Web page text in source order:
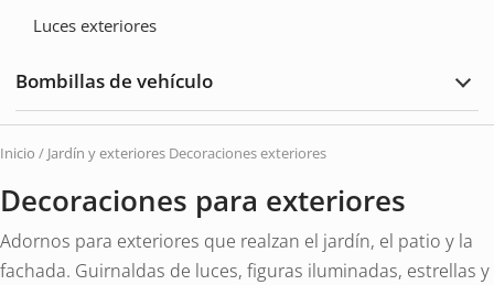
Luces exteriores
Bombillas de vehículo
de
Inicio / Jardín y exteriores Decoraciones exteriores
Decoraciones para exteriores
Adornos para exteriores que realzan el jardín, el patio y la
fachada. Guirnaldas de luces, figuras iluminadas, estrellas y